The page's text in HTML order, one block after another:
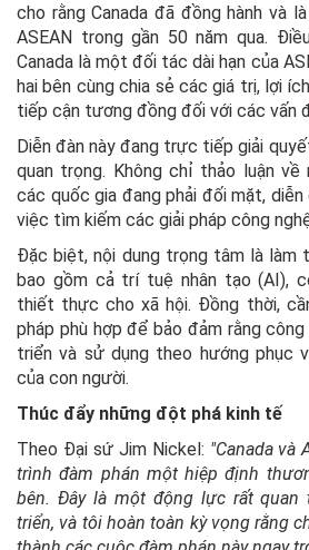
cho rằng Canada đã đồng hành và
ASEAN trong gần 50 năm qua.
Canada là một đối tác dài hạn của
hai bên cùng chia sẻ các giá trị, lợi
tiếp cận tương đồng đối với các vấn
Diễn đàn này đang trực tiếp giải
quan trọng. Không chỉ thảo luận
các quốc gia đang phải đối mặt,
việc tìm kiếm các giải pháp công
Đặc biệt, nội dung trọng tâm là làm
bao gồm cả trí tuệ nhân tạo (AI),
thiết thực cho xã hội. Đồng thời,
pháp phù hợp để bảo đảm rằng
triển và sử dụng theo hướng phục
của con người.
Thúc đẩy những đột phá kinh tế
Theo Đại sứ Jim Nickel: "Canada và
trình đàm phán một hiệp định
bên. Đây là một động lực rất
triển, và tôi hoàn toàn kỳ vọng rằng